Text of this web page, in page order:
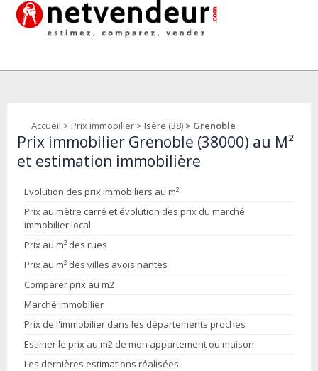
Accueil > Prix immobilier > Isère (38) > Grenoble
Prix immobilier Grenoble (38000) au M²
et estimation immobilière
Evolution des prix immobiliers au m²
Prix au mètre carré et évolution des prix du marché
immobilier local
Prix au m² des rues
Prix au m² des villes avoisinantes
Comparer prix au m2
Marché immobilier
Prix de l'immobilier dans les départements proches
Estimer le prix au m2 de mon appartement ou maison
Les dernières estimations réalisées